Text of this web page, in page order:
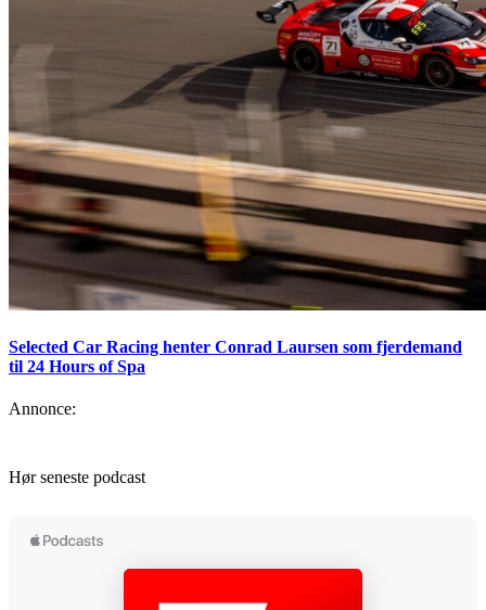
Selected Car Racing henter Conrad Laursen som fjerdemand
til 24 Hours of Spa
Annonce:
Hør seneste podcast